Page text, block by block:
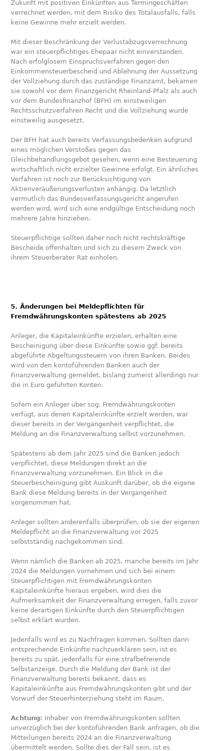
Zukunft mit positiven Einkünften aus Termingeschäften
verrechnet werden, mit dem Risiko des Totalausfalls, falls
keine Gewinne mehr erzielt werden.
Mit dieser Beschränkung der Verlustabzugsverrechnung
war ein steuerpflichtiges Ehepaar nicht einverstanden.
Nach erfolglosem Einspruchsverfahren gegen den
Einkommensteuerbescheid und Ablehnung der Aussetzung
der Vollziehung durch das zuständige Finanzamt, bekamen
sie sowohl vor dem Finanzgericht Rheinland-Pfalz als auch
vor dem Bundesfinanzhof (BFH) im einstweiligen
Rechtsschutzverfahren Recht und die Vollziehung wurde
einstweilig ausgesetzt.
Der BFH hat auch bereits Verfassungsbedenken aufgrund
eines möglichen Verstoßes gegen das
Gleichbehandlungsgebot gesehen, wenn eine Besteuerung
wirtschaftlich nicht erzielter Gewinne erfolgt. Ein ähnliches
Verfahren ist noch zur Berücksichtigung von
Aktienveräußerungsverlusten anhängig. Da letztlich
vermutlich das Bundesverfassungsgericht angerufen
werden wird, wird sich eine endgültige Entscheidung noch
mehrere Jahre hinziehen.
Steuerpflichtige sollten daher noch nicht rechtskräftige
Bescheide offenhalten und sich zu diesem Zweck von
ihrem Steuerberater Rat einholen.
5. Änderungen bei Meldepflichten für
Fremdwährungskonten spätestens ab 2025
Anleger, die Kapitaleinkünfte erzielen, erhalten eine
Bescheinigung über diese Einkünfte sowie ggf. bereits
abgeführte Abgeltungssteuern von ihren Banken. Beides
wird von den kontoführenden Banken auch der
Finanzverwaltung gemeldet, bislang zumeist allerdings nur
die in Euro geführten Konten.
Sofern ein Anleger über sog. Fremdwährungskonten
verfügt, aus denen Kapitaleinkünfte erzielt werden, war
dieser bereits in der Vergangenheit verpflichtet, die
Meldung an die Finanzverwaltung selbst vorzunehmen.
Spätestens ab dem Jahr 2025 sind die Banken jedoch
verpflichtet, diese Meldungen direkt an die
Finanzverwaltung vorzunehmen. Ein Blick in die
Steuerbescheinigung gibt Auskunft darüber, ob die eigene
Bank diese Meldung bereits in der Vergangenheit
vorgenommen hat.
Anleger sollten anderenfalls überprüfen, ob sie der eigenen
Meldepflicht an die Finanzverwaltung vor 2025
selbstständig nachgekommen sind.
Wenn nämlich die Banken ab 2025, manche bereits im Jahr
2024 die Meldungen vornehmen und sich bei einem
Steuerpflichtigen mit Fremdwährungskonten
Kapitaleinkünfte hieraus ergeben, wird dies die
Aufmerksamkeit der Finanzverwaltung erregen, falls zuvor
keine derartigen Einkünfte durch den Steuerpflichtigen
selbst erklärt wurden.
Jedenfalls wird es zu Nachfragen kommen. Sollten dann
entsprechende Einkünfte nachzuerklären sein, ist es
bereits zu spät, jedenfalls für eine strafbefreiende
Selbstanzeige. Durch die Meldung der Bank ist der
Finanzverwaltung bereits bekannt, dass es
Kapitaleinkünfte aus Fremdwährungskonten gibt und der
Vorwurf der Steuerhinterziehung steht im Raum.
Achtung: Inhaber von Fremdwährungskonten sollten
unverzüglich bei der kontoführenden Bank anfragen, ob die
Mitteilungen bereits 2024 an die Finanzverwaltung
übermittelt werden. Sollte dies der Fall sein, ist es